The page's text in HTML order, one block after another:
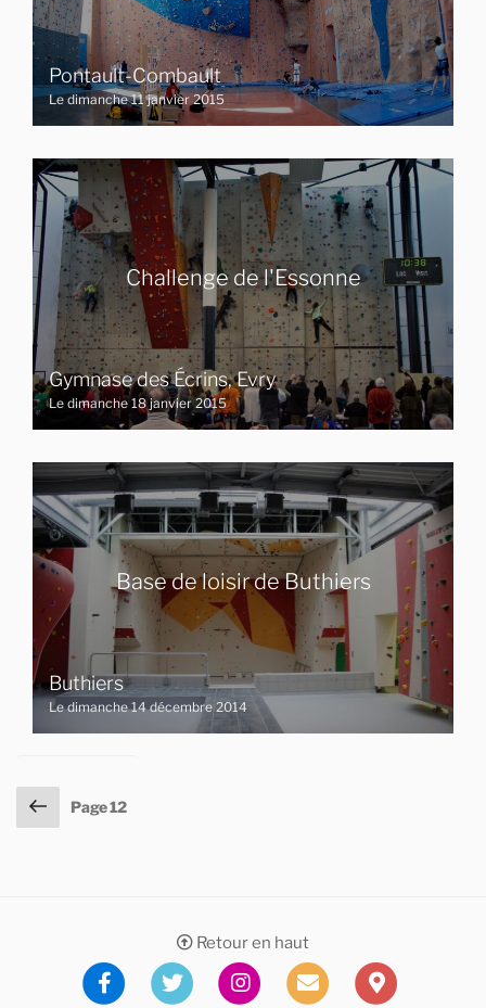
Pontault-Combault
Le dimanche 11 janvier 2015
Challenge de l'Essonne
Gymnase des Écrins, Evry
Le dimanche 18 janvier 2015
Base de loisir de Buthiers
Buthiers
Le dimanche 14 décembre 2014
Pagination
des
Page
précédente
Page12
Retour en haut